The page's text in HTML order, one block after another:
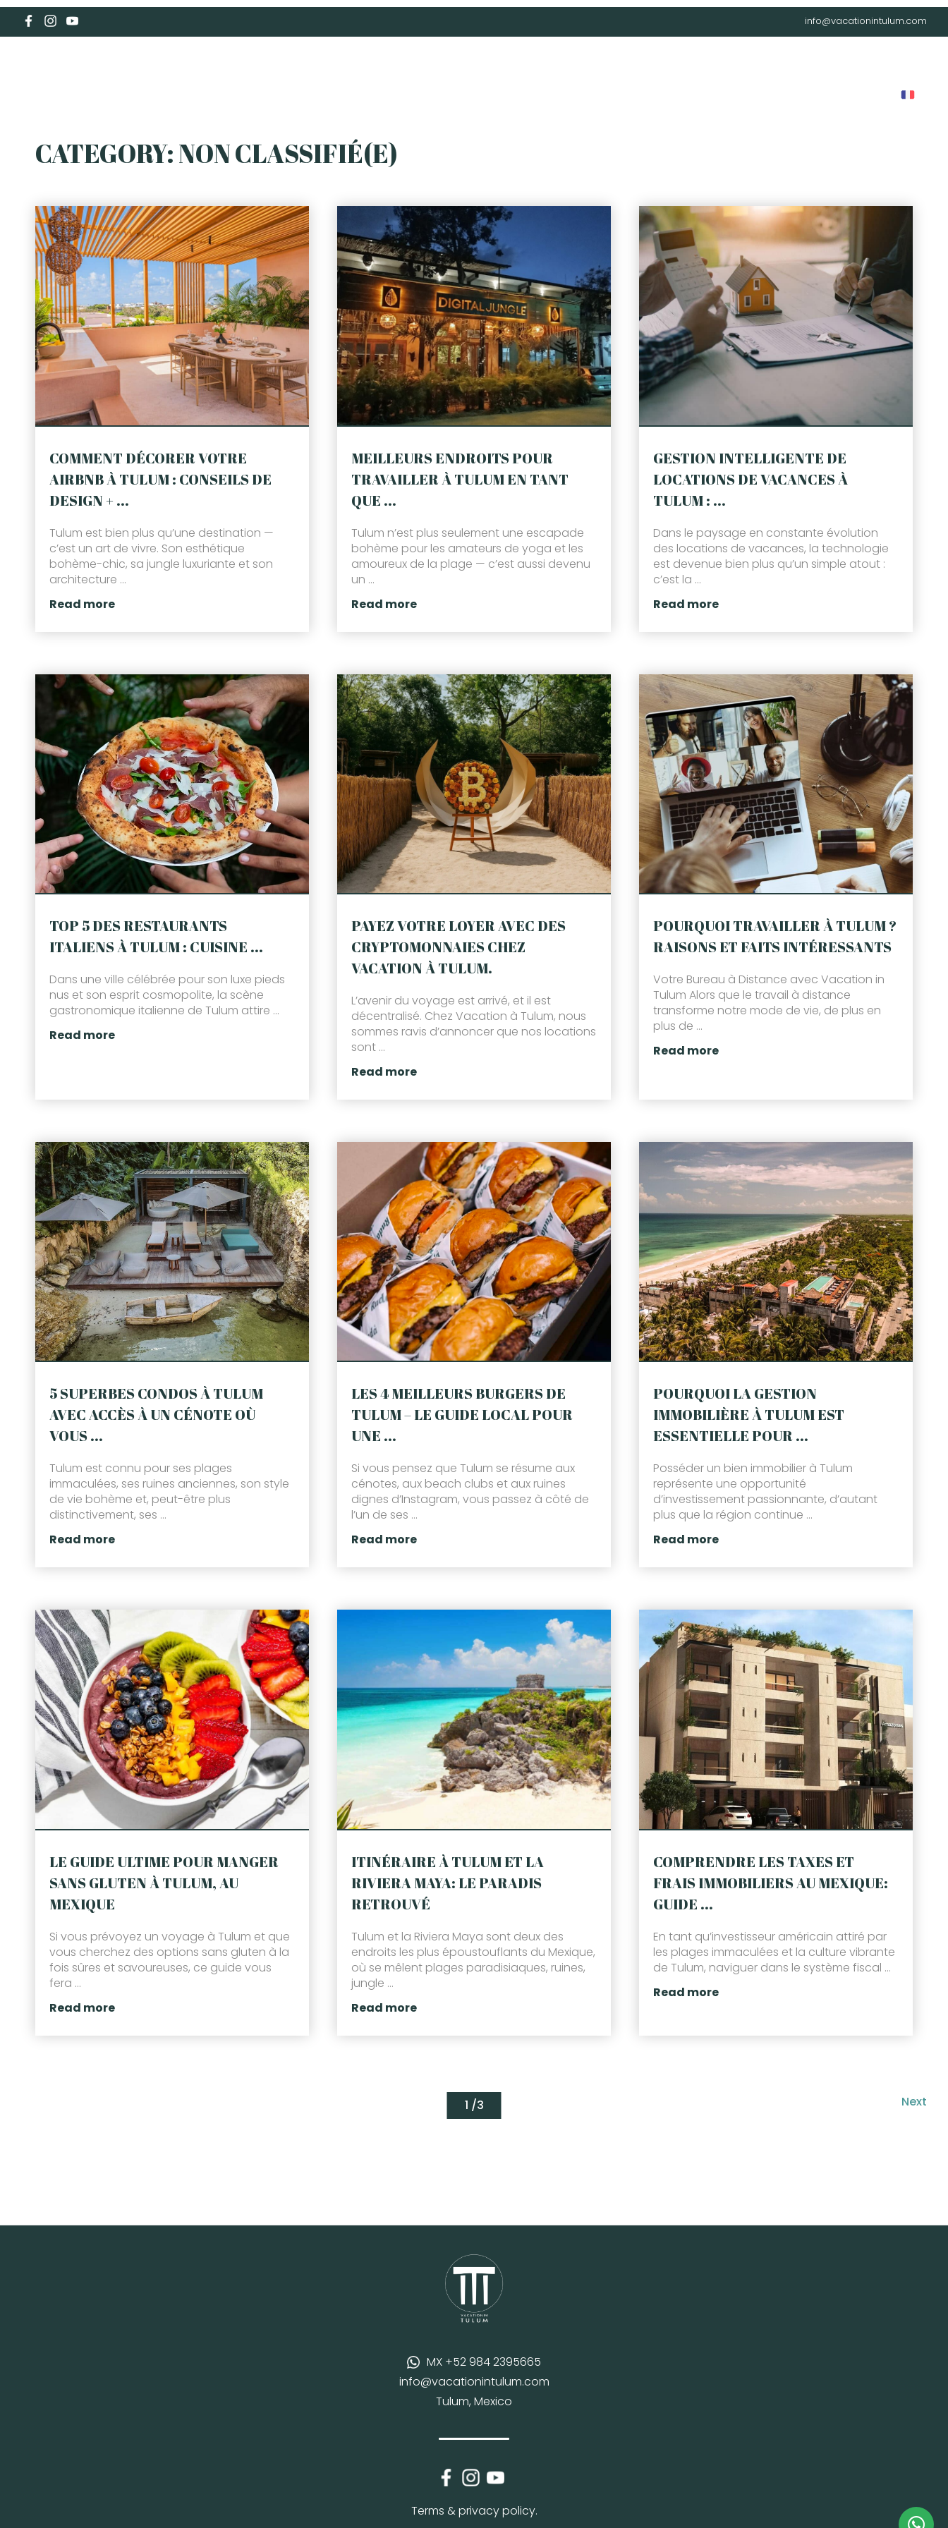
info@vacationintulum.com
CATEGORY:NON CLASSIFIÉ(E)
COMMENT DÉCORER VOTRE
AIRBNB À TULUM : CONSEILS DE
DESIGN + ...
Tulum est bien plus qu’une destination —
c’est un art de vivre. Son esthétique
bohème-chic, sa jungle luxuriante et son
architecture ...
Read more
MEILLEURS ENDROITS POUR
TRAVAILLER À TULUM EN TANT
QUE ...
Tulum n’est plus seulement une escapade
bohème pour les amateurs de yoga et les
amoureux de la plage — c’est aussi devenu
un ...
Read more
GESTION INTELLIGENTE DE
LOCATIONS DE VACANCES À
TULUM : ...
Dans le paysage en constante évolution
des locations de vacances, la technologie
est devenue bien plus qu’un simple atout :
c’est la ...
Read more
TOP 5 DES RESTAURANTS
ITALIENS À TULUM : CUISINE ...
Dans une ville célébrée pour son luxe pieds
nus et son esprit cosmopolite, la scène
gastronomique italienne de Tulum attire ...
Read more
PAYEZ VOTRE LOYER AVEC DES
CRYPTOMONNAIES CHEZ
VACATION À TULUM.
L’avenir du voyage est arrivé, et il est
décentralisé. Chez Vacation à Tulum, nous
sommes ravis d’annoncer que nos locations
sont ...
Read more
POURQUOI TRAVAILLER À TULUM ?
RAISONS ET FAITS INTÉRESSANTS
Votre Bureau à Distance avec Vacation in
Tulum Alors que le travail à distance
transforme notre mode de vie, de plus en
plus de ...
Read more
5 SUPERBES CONDOS À TULUM
AVEC ACCÈS À UN CÉNOTE OÙ
VOUS ...
Tulum est connu pour ses plages
immaculées, ses ruines anciennes, son style
de vie bohème et, peut-être plus
distinctivement, ses ...
Read more
LES 4 MEILLEURS BURGERS DE
TULUM – LE GUIDE LOCAL POUR
UNE ...
Si vous pensez que Tulum se résume aux
cénotes, aux beach clubs et aux ruines
dignes d’Instagram, vous passez à côté de
l’un de ses ...
Read more
POURQUOI LA GESTION
IMMOBILIÈRE À TULUM EST
ESSENTIELLE POUR ...
Posséder un bien immobilier à Tulum
représente une opportunité
d’investissement passionnante, d’autant
plus que la région continue ...
Read more
LE GUIDE ULTIME POUR MANGER
SANS GLUTEN À TULUM, AU
MEXIQUE
Si vous prévoyez un voyage à Tulum et que
vous cherchez des options sans gluten à la
fois sûres et savoureuses, ce guide vous
fera ...
Read more
ITINÉRAIRE À TULUM ET LA
RIVIERA MAYA: LE PARADIS
RETROUVÉ
Tulum et la Riviera Maya sont deux des
endroits les plus époustouflants du Mexique,
où se mêlent plages paradisiaques, ruines,
jungle ...
Read more
COMPRENDRE LES TAXES ET
FRAIS IMMOBILIERS AU MEXIQUE:
GUIDE ...
En tant qu’investisseur américain attiré par
les plages immaculées et la culture vibrante
de Tulum, naviguer dans le système fiscal ...
Read more
1 /3 Next
MX +52 984 2395665
info@vacationintulum.com
Tulum, Mexico
Terms & privacy policy.